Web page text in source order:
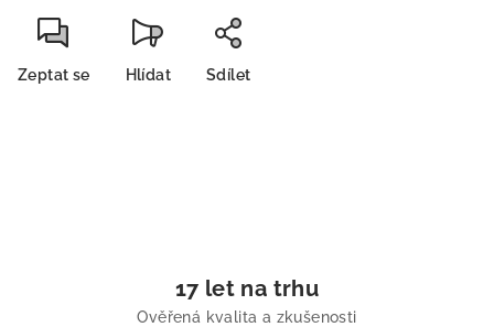
Zeptat se Hlídat Sdílet
17 let na trhu
Ověřená kvalita a zkušenosti